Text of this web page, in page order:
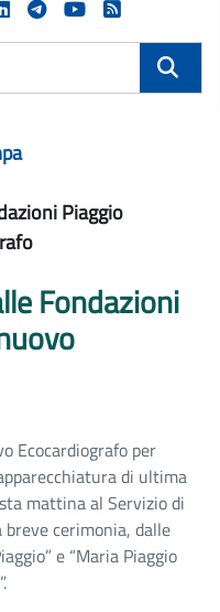
Piaggio
Fondazioni
Ecocardiografo per
di ultima
mattina al Servizio di
breve cerimonia, dalle
e “Maria Piaggio